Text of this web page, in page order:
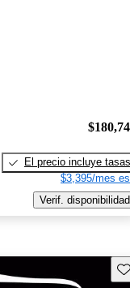
El precio incluye tasas
$3,395/mes
Verif. disponibilidad